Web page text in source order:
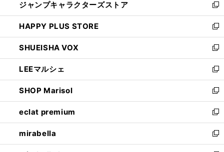
く
ィ
ン
ド
ウ
で
開
く
い
ウ
ィ
ン
ド
ウ
で
開
く
ジャンプキャラクターズストア
新
し
い
ウ
ィ
ン
ド
ウ
で
開
く
HAPPY PLUS STORE
新
し
い
ウ
ィ
ン
ド
ウ
で
開
く
SHUEISHA VOX
新
し
い
ウ
ィ
ン
ド
ウ
で
開
LEEマルシェ
新
し
い
ウ
ィ
ン
ド
ウ
SHOP Marisol
新
し
い
ウ
ィ
ン
eclat premium
新
し
い
ウ
mirabella
新
し